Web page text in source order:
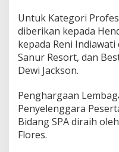
Untuk Kategori
diberikan kepada
kepada Reni
Sanur Resort, dan
Dewi Jackson.
Penghargaan
Penyelenggara
Bidang SPA diraih
Flores.